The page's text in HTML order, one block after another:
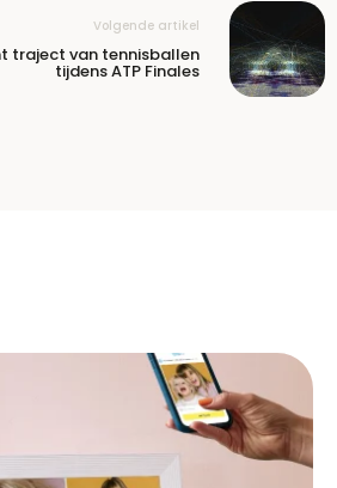
Volgende artikel
traject van tennisballen
tijdens ATP Finales